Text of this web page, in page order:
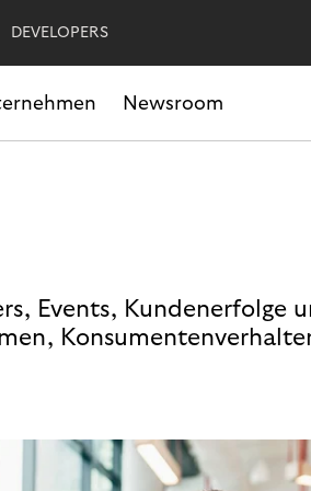
DEVELOPERS
Newsroom
Events, Kundenerfolge